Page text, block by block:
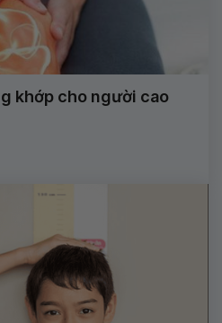
khớp cho người cao